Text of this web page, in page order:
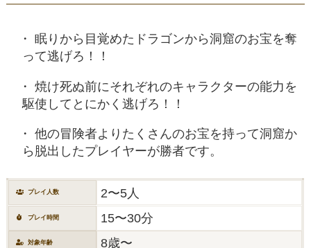
眠りから目覚めたドラゴンから洞窟のお宝を奪
って逃げろ！！
焼け死ぬ前にそれぞれのキャラクターの能力を
駆使してとにかく逃げろ！！
他の冒険者よりたくさんのお宝を持って洞窟か
ら脱出したプレイヤーが勝者です。
プレイ人数 2〜5人
プレイ時間 15〜30分
対象年齢 8歳〜